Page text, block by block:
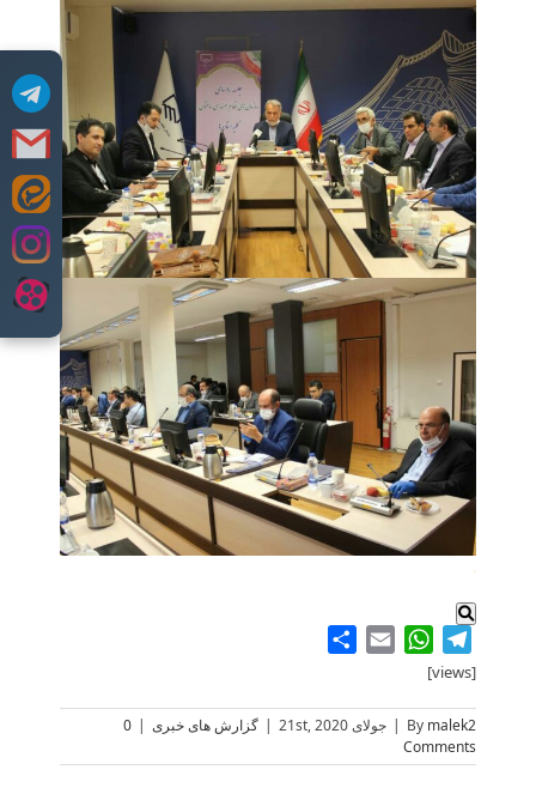
Skip
to
content
.
Telegram
WhatsApp
Email
[views]
By malek2
| جولای 21st, 2020 | گزارش های خبری |
0
Comments